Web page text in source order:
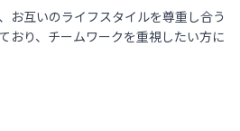
お互いのライフスタイルを尊重し合う
おり、チームワークを重視したい方に